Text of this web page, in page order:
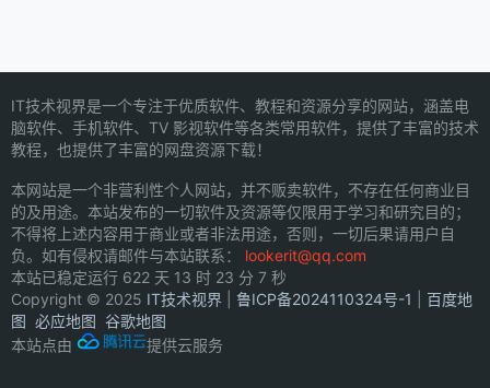
IT技术视界是一个专注于优质软件、教程和资源分享的网站，涵盖电
脑软件、手机软件、TV 影视软件等各类常用软件，提供了丰富的技术
教程，也提供了丰富的网盘资源下载！
本网站是一个非营利性个人网站，并不贩卖软件，不存在任何商业目
的及用途。本站发布的一切软件及资源等仅限用于学习和研究目的；
不得将上述内容用于商业或者非法用途，否则，一切后果请用户自
负。如有侵权请邮件与本站联系： lookerit@qq.com
本站已稳定运行 622 天 13 时 23 分 7 秒
Copyright © 2025 IT技术视界 鲁ICP备2024110324号-1
百度地
图 必应地图 谷歌地图
本站点由
提供云服务